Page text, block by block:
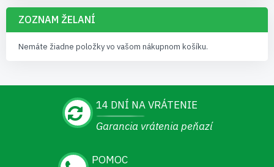
ZOZNAM ŽELANÍ
Nemáte žiadne položky vo vašom nákupnom košíku.
14 DNÍ NA VRÁTENIE
Garancia vrátenia peňazí
POMOC